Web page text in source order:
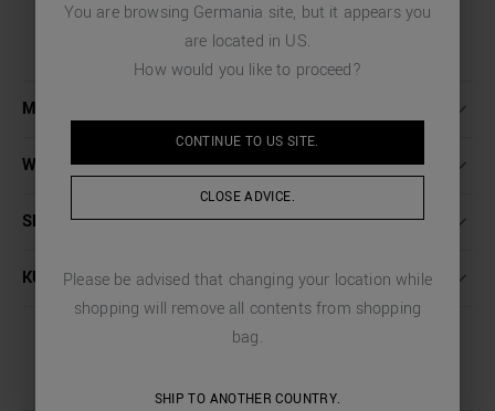
MEHR INFORMATIONEN
WASCHANLEITUNG
SENDUNGEN UND RÜCKSENDUNGEN
KUNDENDIENST
You are browsing Germania site, but it appears you
are located in US.
How would you like to proceed?
CONTINUE TO US SITE.
CLOSE ADVICE.
Please be advised that changing your location while
shopping will remove all contents from shopping
bag.
SHIP TO ANOTHER COUNTRY.